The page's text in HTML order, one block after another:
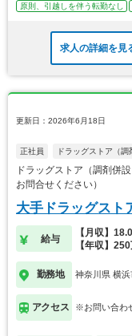
原則、引越しを伴う転勤なし
求人の詳細を見
更新日：2026年6月18日
正社員 ドラッグストア（調
ドラッグストア（調剤併
お問合せください）
大手ドラッグスト
給与
【月収】
【年収】
勤務地 神奈川県 横浜
アクセス ※お問い合わ